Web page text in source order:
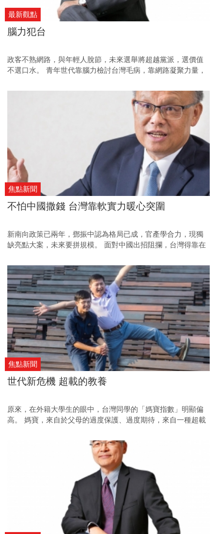
最新觀點
腦力犯台
政客不熟網路，與年輕人脫節，未來選舉將超越黨派，選價值
不選口水。 青年世代靠腦力檢討台灣毛病，靠網路凝聚力量，
焦點新聞
不怕中國撒錢 台灣靠軟實力暖心突圍
新南向政策已兩年，鄧振中認為格局已成，官產學合力，現獨
缺亮點大案，未來要拼規模。 面對中國出招阻攔，台灣得靠在
焦點新聞
世代新危機 超載的教養
原來，在外籍大學生的眼中，台灣同學的「媽寶指數」明顯偏
高。 媽寶，來自於父母的過度保護、過度期待，來自一種超載
讓競爭力因此弱化。 在專家眼中，這甚至已是台灣的一項國安